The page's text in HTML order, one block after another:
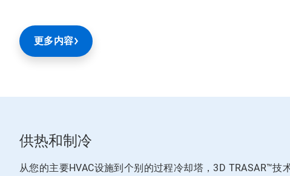
更多内容
供热和制冷
从您的主要HVAC设施到个别的过程冷却塔，3D TRASAR™